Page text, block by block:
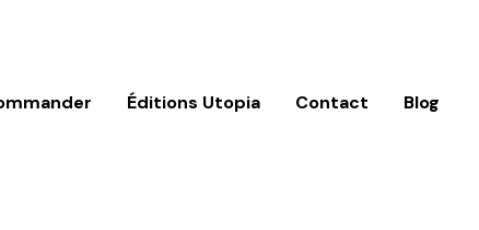
Éditions Utopia Contact Blog